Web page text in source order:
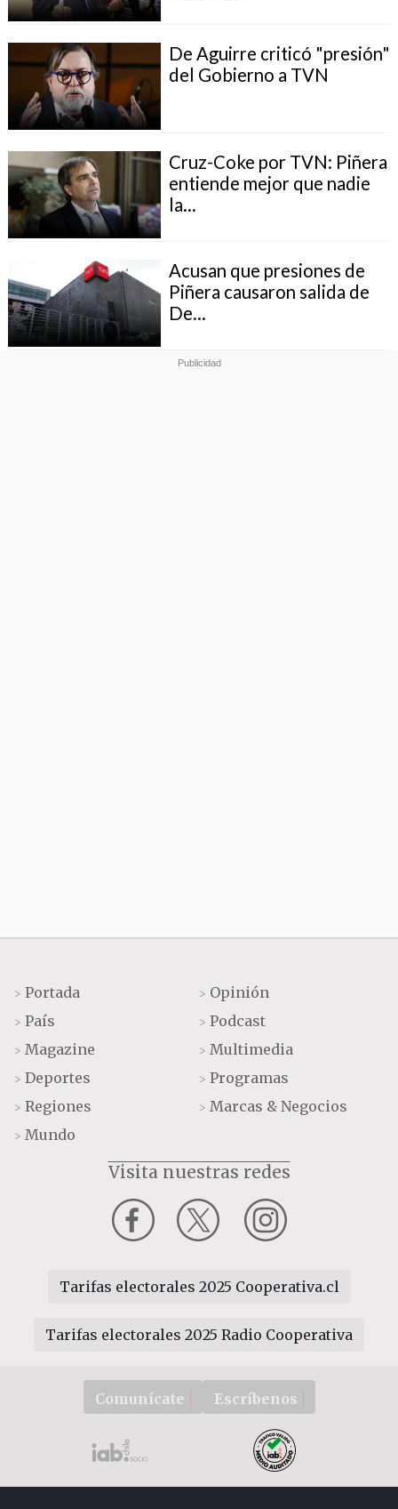
De Aguirre criticó "presión"
del Gobierno a TVN
Cruz-Coke por TVN: Piñera
entiende mejor que nadie
la...
Acusan que presiones de
Piñera causaron salida de
De...
> Portada
> País
> Magazine
> Deportes
> Regiones
> Mundo
> Opinión
> Podcast
> Multimedia
> Programas
> Marcas & Negocios
Visita nuestras redes
Tarifas electorales 2025 Cooperativa.cl
Tarifas electorales 2025 Radio Cooperativa
Comunícate Escríbenos